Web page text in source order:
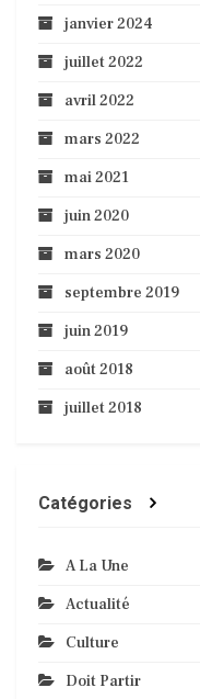
janvier 2024
juillet 2022
avril 2022
mars 2022
mai 2021
juin 2020
mars 2020
septembre 2019
juin 2019
août 2018
juillet 2018
Catégories
A La Une
Actualité
Culture
Doit Partir